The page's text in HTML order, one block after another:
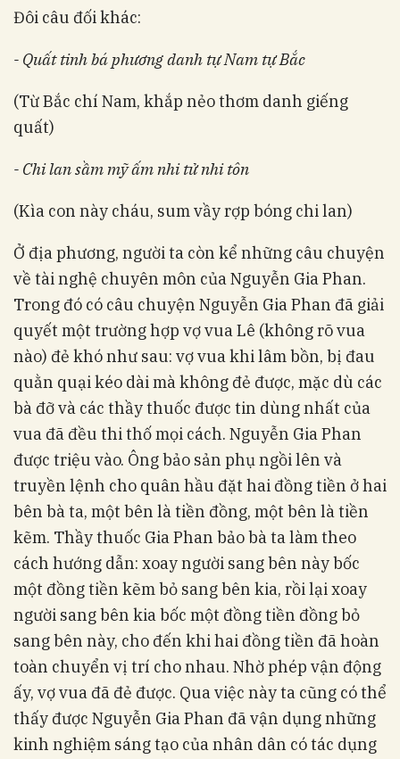
Đôi câu đối khác:
- Quất tinh bá phương danh tự Nam tự Bắc
(Từ Bắc chí Nam, khắp nẻo thơm danh giếng
quất)
- Chi lan sầm mỹ ấm nhi tử nhi tôn
(Kìa con này cháu, sum vầy rợp bóng chi lan)
Ở địa phương, người ta còn kể những câu chuyện
về tài nghệ chuyên môn của Nguyễn Gia Phan.
Trong đó có câu chuyện Nguyễn Gia Phan đã giải
quyết một trường hợp vợ vua Lê (không rõ vua
nào) đẻ khó như sau: vợ vua khi lâm bồn, bị đau
quằn quại kéo dài mà không đẻ được, mặc dù các
bà đỡ và các thầy thuốc được tin dùng nhất của
vua đã đều thi thố mọi cách. Nguyễn Gia Phan
được triệu vào. Ông bảo sản phụ ngồi lên và
truyền lệnh cho quân hầu đặt hai đồng tiền ở hai
bên bà ta, một bên là tiền đồng, một bên là tiền
kẽm. Thầy thuốc Gia Phan bảo bà ta làm theo
cách hướng dẫn: xoay người sang bên này bốc
một đồng tiền kẽm bỏ sang bên kia, rồi lại xoay
người sang bên kia bốc một đồng tiền đồng bỏ
sang bên này, cho đến khi hai đồng tiền đã hoàn
toàn chuyển vị trí cho nhau. Nhờ phép vận động
ấy, vợ vua đã đẻ được. Qua việc này ta cũng có thể
thấy được Nguyễn Gia Phan đã vận dụng những
kinh nghiệm sáng tạo của nhân dân có tác dụng